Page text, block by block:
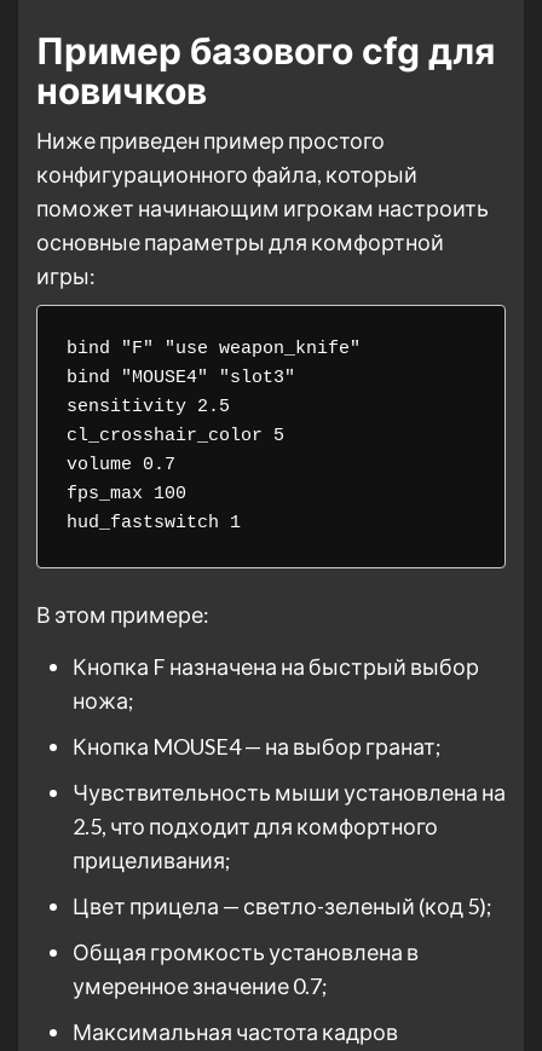
Пример базового cfg для
новичков
Ниже приведен пример простого
конфигурационного файла, который
поможет начинающим игрокам настроить
основные параметры для комфортной
игры:
bind "F" "use weapon_knife"
bind "MOUSE4" "slot3"
sensitivity 2.5
cl_crosshair_color 5
volume 0.7
fps_max 100
В этом примере:
Кнопка F назначена на быстрый выбор
ножа;
Кнопка MOUSE4 — на выбор гранат;
Чувствительность мыши установлена на
2.5, что подходит для комфортного
прицеливания;
Цвет прицела — светло-зеленый (код 5);
Общая громкость установлена в
умеренное значение 0.7;
Максимальная частота кадров